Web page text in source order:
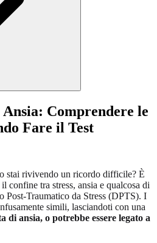
Comprendere le
Fare il Test
stai rivivendo un ricordo difficile? È
confine tra stress, ansia e qualcosa di
Post-Traumatico da Stress (DPTS). I
simili, lasciandoti con una
di ansia, o potrebbe essere legato a